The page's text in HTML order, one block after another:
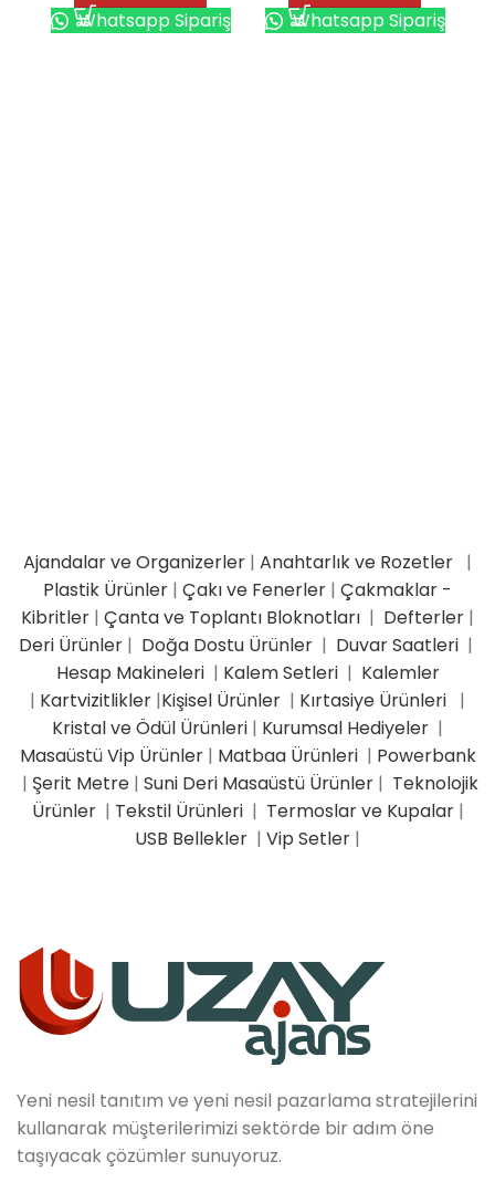
Whatsapp Sipariş Whatsapp Sipariş
Ajandalar ve Organizerler | Anahtarlık ve Rozetler |
Plastik Ürünler | Çakı ve Fenerler | Çakmaklar -
Kibritler | Çanta ve Toplantı Bloknotları | Defterler |
Deri Ürünler| Doğa Dostu Ürünler | Duvar Saatleri |
Hesap Makineleri| Kalem Setleri| Kalemler
| Kartvizitlikler |Kişisel Ürünler | Kırtasiye Ürünleri |
Kristal ve Ödül Ürünleri | Kurumsal Hediyeler |
Masaüstü Vip Ürünler| Matbaa Ürünleri| Powerbank
| Şerit Metre| Suni Deri Masaüstü Ürünler| Teknolojik
Ürünler | Tekstil Ürünleri | Termoslar ve Kupalar|
USB Bellekler | Vip Setler |
Yeni nesil tanıtım ve yeni nesil pazarlama stratejilerini
kullanarak müşterilerimizi sektörde bir adım öne
taşıyacak çözümler sunuyoruz.